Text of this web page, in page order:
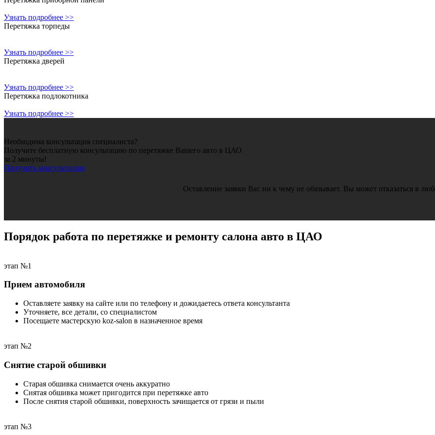
Узнать подробнее >>
Перетяжка торпеды
Узнать подробнее >>
Перетяжка дверей
Узнать подробнее >>
Перетяжка подлокотника
Узнать подробнее >>
Необходима консультация специалиста?
Получите бесплатную консультацию по перетяжке Вашего авто в ЦАО
за 2 минуты!
Получить консультацию
Оставление заявки Вас ни к чему не обязывает. Вы может отказаться в
Порядок работа по перетяжке и ремонту салона авто в ЦАО
этап №1
Прием автомобиля
Оставляете заявку на сайте или по телефону и дожидаетесь ответа консультанта
Уточняете, все детали, со специалистом
Посещаете мастерскую koz-salon в назначенное время
этап №2
Снятие старой обшивки
Старая обшивка снимается очень аккуратно
Снятая обшивка может пригодится при перетяжке авто
После снятия старой обшивки, поверхность зачищается от грязи и пыли
этап №3